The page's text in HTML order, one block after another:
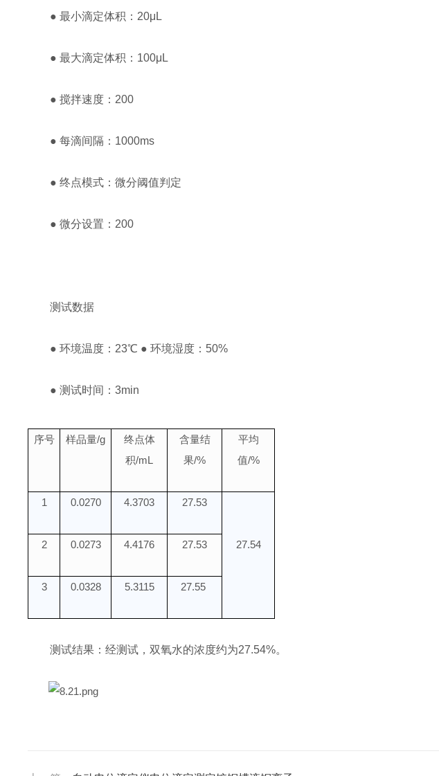
● 最小滴定体积：20μL
● 最大滴定体积：100μL
● 搅拌速度：200
● 每滴间隔：1000ms
● 终点模式：微分阈值判定
● 微分设置：200
测试数据
● 环境温度：23℃ ● 环境湿度：50%
● 测试时间：3min
序号 样品量/g
终点体
积/mL
含量结
果/%
平均
值/%
1 0.0270 4.3703 27.53
27.54
2 0.0273 4.4176 27.53
3 0.0328 5.3115 27.55
测试结果：经测试，双氧水的浓度约为27.54%。